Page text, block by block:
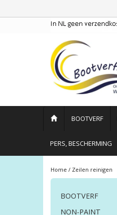
BOOTVERF
PERS, BESCHERMING
Home / Zeilen reinigen
BOOTVERF
NON-PAINT